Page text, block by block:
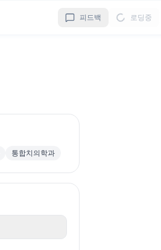
피드백 로딩중
통합치의학과